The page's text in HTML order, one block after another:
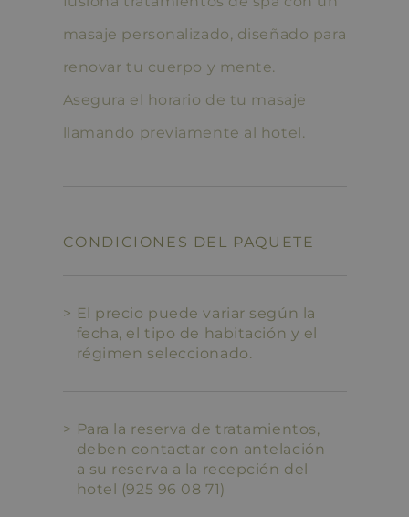
masaje personalizado, diseñado para
renovar tu cuerpo y mente.
Asegura el horario de tu masaje
llamando previamente al hotel.
CONDICIONES DEL PAQUETE
El precio puede variar según la
fecha, el tipo de habitación y el
régimen seleccionado.
Para la reserva de tratamientos,
deben contactar con antelación
a su reserva a la recepción del
hotel (925 96 08 71)